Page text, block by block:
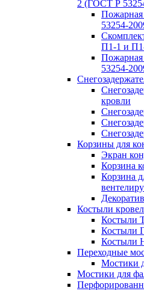
2 (ГОСТ Р
53254-
П1-1 и
53254-
кровли
Корзины для
Экран
Корзина
Корзина
Костыли
Костыли
Костыли
Костыли
Переходные
Мостики
Мостики для